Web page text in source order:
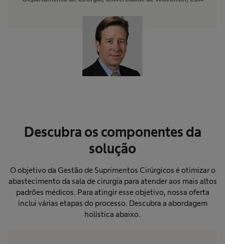
Descubra os componentes da
solução
O objetivo da Gestão de Suprimentos Cirúrgicos é otimizar o
abastecimento da sala de cirurgia para atender aos mais altos
padrões médicos. Para atingir esse objetivo, nossa oferta
inclui várias etapas do processo. Descubra a abordagem
holística abaixo.